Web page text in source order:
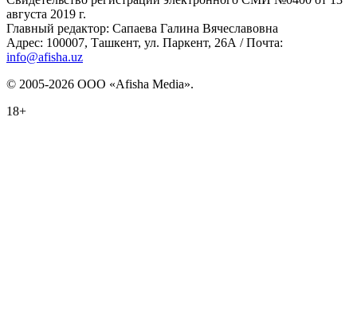
августа 2019 г.
Главный редактор: Сапаева Галина Вячеславовна
Адрес: 100007, Ташкент, ул. Паркент, 26А / Почта:
info@afisha.uz
© 2005-2026 ООО «Afisha Media».
18+